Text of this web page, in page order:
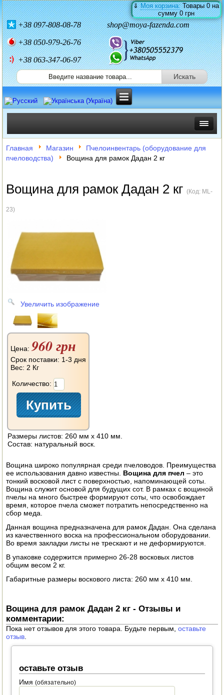
⇓Моя корзина:Товары0на
сумму0 грн
+38097-808-08-78 shop@moya-fazenda.com
+38050-979-26-76
+38 063-347-06-97
ИНКУБАТОРЫ
ЗЕРНОДРОБИЛКИ
КОРМОРЕЗКИ
ДЛЯ ОГОРОДА
НАВЕСНОЕ ДЛЯ МОТОБЛОКОВ
СЫРОВАРНИ
ШИНКОВКИ
ДЛЯ ДОМА И САДА
ДРОВОКОЛЫ
ГАЗОВЫЕ БАЛЛОНЫ
НАСТОЛЬНЫЕ ПЛИТЫ
ОПРЫСКИВАТЕЛИ
ЭЛЕКТРО ШАШЛЫЧНИЦЫ
СУШИЛКИ ПРОДУКТОВ
СОКОВАРКИ
ТОВАРЫ ДЛЯ ЗИМЫ
ДЛЯ ФЕРМЕРА
ОБОРУДОВАНИЕ ДЛЯ ПЧЕЛОВОДСТВА
ДОИЛЬНЫЕ АППАРАТЫ
СРЕДСТВА ОТ ВРЕДИТЕЛЕЙ
ПОСУДА ДЛЯ КУХНИ
Главная Магазин
Пчелоинвентарь (оборудование для
пчеловодства)
Вощина для рамок Дадан 2 кг
Вощина для рамок Дадан 2 кг(Код: ML-
23)
Увеличить изображение
Цена: 960 грн
Срок поставки: 1-3 дня
Вес: 2 Кг
Количество:
Размеры листов: 260 мм х 410 мм.
Состав: натуральный воск.
Вощина широко популярная среди пчеловодов. Преимущества
ее использования давно известны. Вощина для пчел – это
тонкий восковой лист с поверхностью, напоминающей соты.
Вощина служит основой для будущих сот. В рамках с вощиной
пчелы на много быстрее формируют соты, что освобождает
время, которое пчела сможет потратить непосредственно на
сбор меда.
Данная вощина предназначена для рамок Дадан. Она сделана
из качественного воска на профессиональном оборудовании.
Во время закладки листы не трескают и не деформируются.
В упаковке содержится примерно 26-28 восковых листов
общим весом 2 кг.
Габаритные размеры воскового листа: 260 мм х 410 мм.
Вощина для рамок Дадан 2 кг - Отзывы и
комментарии:
Пока нет отзывов для этого товара. Будьте первым,оставьте
отзыв
оставьте отзыв
Имя(обязательно)